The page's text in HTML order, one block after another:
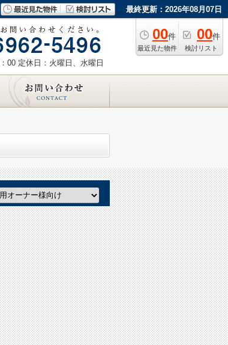
最終更新：2026年08月07日
00件
最近見た物件
00件
検討リスト
00 定休日：火曜日、水曜日